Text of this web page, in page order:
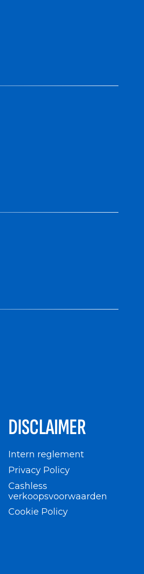
DISCLAIMER
Intern reglement
Privacy Policy
Cashless
verkoopsvoorwaarden
Cookie Policy